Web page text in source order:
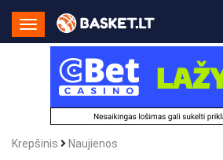
Toggle
Navigation
Krepšinis Naujienos